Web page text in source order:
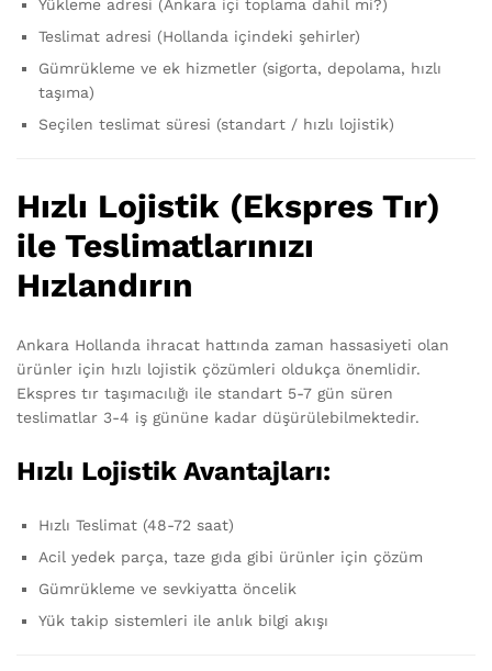
Yükleme adresi (Ankara içi toplama dahil mi?)
Teslimat adresi (Hollanda içindeki şehirler)
Gümrükleme ve ek hizmetler (sigorta, depolama, hızlı
taşıma)
Seçilen teslimat süresi (standart / hızlı lojistik)
Hızlı Lojistik (Ekspres Tır)
ile Teslimatlarınızı
Hızlandırın
Ankara Hollanda ihracat hattında zaman hassasiyeti olan
ürünler için hızlı lojistik çözümleri oldukça önemlidir.
Ekspres tır taşımacılığı ile standart 5-7 gün süren
teslimatlar 3-4 iş gününe kadar düşürülebilmektedir.
Hızlı Lojistik Avantajları:
Hızlı Teslimat (48-72 saat)
Acil yedek parça, taze gıda gibi ürünler için çözüm
Gümrükleme ve sevkiyatta öncelik
Yük takip sistemleri ile anlık bilgi akışı